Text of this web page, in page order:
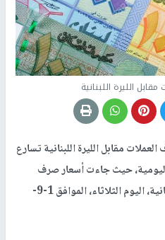
الليرة اللبنانية
مقابل الليرة اللبنانية تسارع
حيث جاءت أسعار صرف
العملات الأجنبية، مقابل الليرة اللبنانية، اليوم الثلاثاء، الموافق 1-9-